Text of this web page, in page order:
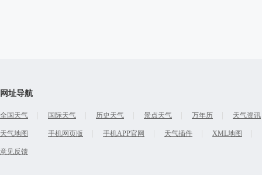
网址导航
全国天气 国际天气 历史天气 景点天气 万年历 天气资讯
天气地图 手机网页版 手机APP官网 天气插件 XML地图
意见反馈